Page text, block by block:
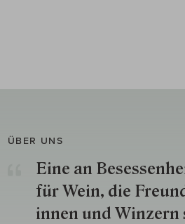
ÜBER UNS
Eine an
für Wein, die
innen und Win­zern